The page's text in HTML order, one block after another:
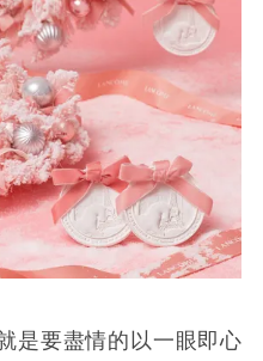
是要盡情的以一眼即心